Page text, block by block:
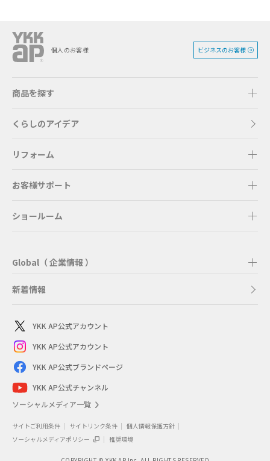
個人のお客様 ビジネスのお客様
商品を探す
くらしのアイデア
リフォーム
お客様サポート
ショールーム
Global（ 企業情報 ）
新着情報
YKK AP公式アカウント
YKK AP公式アカウント
YKK AP公式ブランドページ
YKK AP公式チャンネル
ソーシャルメディア一覧
サイトご利用条件 サイトリンク条件
個人情報保護方針
ソーシャルメディアポリシー
推奨環境